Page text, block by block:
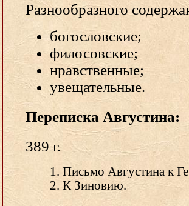
Разнообразного
богословские;
филосовские;
нравственные;
увещательные.
Переписка Августина:
389 г.
1. Письмо Августина к
2. К Зиновию.